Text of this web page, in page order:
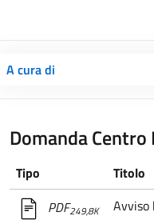
A cura di
Domanda Centro
Tipo Titolo
PDF249,8K Avviso